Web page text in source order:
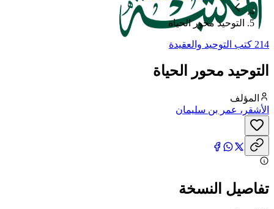
التوحيد محور الحياة
214 كتب التوحيد والعقيدة
التوحيد محور الحياة
المؤلف
الأشقر، عمر بن سليمان
تفاصيل النسخة